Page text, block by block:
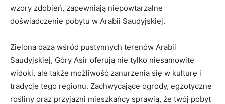
wzory ⁤zdobień,⁣ zapewniają niepowtarzalne
doświadczenie pobytu w Arabii Saudyjskiej.
Zielona oaza wśród pustynnych terenów Arabii
Saudyjskiej, Góry Asir​ oferują​ nie tylko niesamowite
widoki, ale także możliwość⁢ zanurzenia się ⁢w kulturę i
tradycje​ tego regionu. Zachwycające ogrody, egzotyczne
rośliny oraz przyjazni mieszkańcy sprawią, że twój pobyt